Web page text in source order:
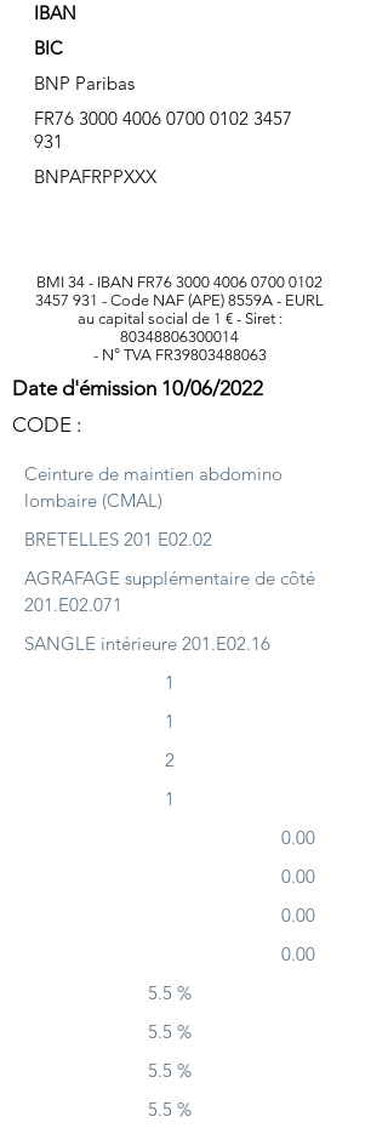
IBAN
BIC
BNP Paribas
FR76 3000 4006 0700 0102 3457
931
BNPAFRPPXXX
BMI 34 - IBAN FR76 3000 4006 0700 0102
3457 931 - Code NAF (APE) 8559A - EURL
au capital social de 1 € - Siret :
80348806300014
- N° TVA FR39803488063
Date d'émission 10/06/2022
CODE :
Ceinture de maintien abdomino
lombaire (CMAL)
BRETELLES 201 E02.02
AGRAFAGE supplémentaire de côté
201.E02.071
SANGLE intérieure 201.E02.16
1
1
2
1
0.00
0.00
0.00
0.00
5.5 %
5.5 %
5.5 %
5.5 %